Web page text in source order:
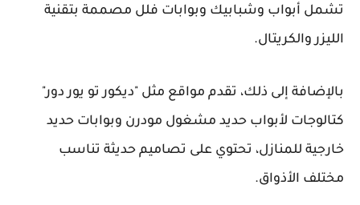
تشمل أبواب وشبابيك وبوابات فلل مصممة بتقنية
الليزر والكريتال.
بالإضافة إلى ذلك، تقدم مواقع مثل "ديكور تو يور دور"
كتالوجات لأبواب حديد مشغول مودرن وبوابات حديد
خارجية للمنازل، تحتوي على تصاميم حديثة تناسب
مختلف الأذواق.